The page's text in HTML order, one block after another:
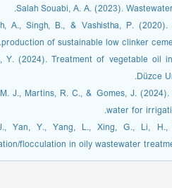
Salah Souabi, A. A. (2023).
A., Singh, B., & Vashistha, P.
production of sustainable low clinker
Y. (2024). Treatment of vegetable oil
Düzce
J., Martins, R. C., & Gomes, J.
water for
Yan, Y., Yang, L., Xing, G., Li,
flocculation in oily wastewater